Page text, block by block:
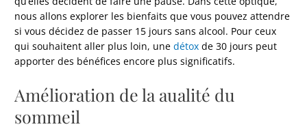
nous allons explorer les bienfaits que vous pouvez attendre
si vous décidez de passer 15 jours sans alcool. Pour ceux
qui souhaitent aller plus loin, unedétox de 30 jours peut
apporter des bénéfices encore plus significatifs.
Amélioration de la aualité du
sommeil